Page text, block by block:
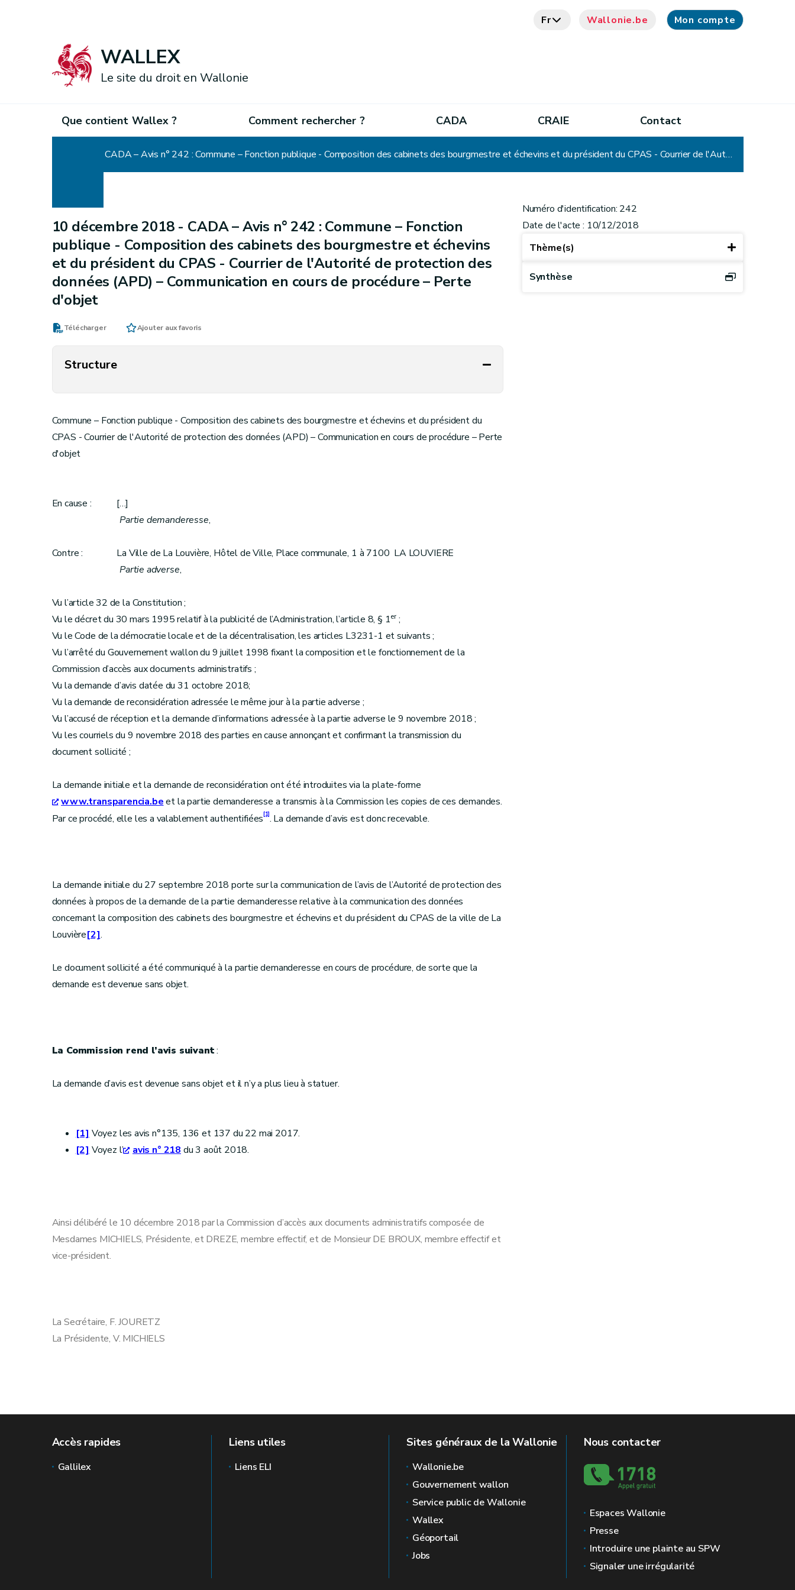
Fr Wallonie.be Mon compte
WALLEX
Le site du droit en Wallonie
Que contient Wallex ? Comment rechercher ? CADA CRAIE Contact
CADA – Avis n° 242 : Commune – Fonction publique - Composition des cabinets des bourgmestre et échevins et du président du CPAS - Courrier de l'Autorité de protection des données (APD) – Communication en cours de procédure – Perte d'objet
10 décembre 2018 - CADA – Avis n° 242 : Commune – Fonction
publique - Composition des cabinets des bourgmestre et échevins
et du président du CPAS - Courrier de l'Autorité de protection des
données (APD) – Communication en cours de procédure – Perte
d'objet
Télécharger Ajouter aux favoris
Structure
Commune – Fonction publique - Composition des cabinets des bourgmestre et échevins et du président du
CPAS - Courrier de l'Autorité de protection des données (APD) – Communication en cours de procédure – Perte
d'objet
En cause : […]
Partie demanderesse,
Contre : La Ville de La Louvière, Hôtel de Ville, Place communale, 1 à 7100 LA LOUVIERE
Partie adverse,
Vu l’article 32 de la Constitution ;
Vu le décret du 30 mars 1995 relatif à la publicité de l’Administration, l’article 8, § 1er;
Vu le Code de la démocratie locale et de la décentralisation, les articles L3231-1 et suivants ;
Vu l’arrêté du Gouvernement wallon du 9 juillet 1998 fixant la composition et le fonctionnement de la
Commission d’accès aux documents administratifs ;
Vu la demande d’avis datée du 31 octobre 2018;
Vu la demande de reconsidération adressée le même jour à la partie adverse ;
Vu l’accusé de réception et la demande d’informations adressée à la partie adverse le 9 novembre 2018 ;
Vu les courriels du 9 novembre 2018 des parties en cause annonçant et confirmant la transmission du
document sollicité ;
La demande initiale et la demande de reconsidération ont été introduites via la plate-forme
www.transparencia.beet la partie demanderesse a transmis à la Commission les copies de ces demandes.
Par ce procédé, elle les a valablement authentifiées[1]. La demande d’avis est donc recevable.
La demande initiale du 27 septembre 2018 porte sur la communication de l’avis de l’Autorité de protection des
données à propos de la demande de la partie demanderesse relative à la communication des données
concernant la composition des cabinets des bourgmestre et échevins et du président du CPAS de la ville de La
Louvière[2].
​​​​​​​Le document sollicité a été communiqué à la partie demanderesse en cours de procédure, de sorte que la
demande est devenue sans objet.
La Commission rend l’avis suivant:
La demande d’avis est devenue sans objet et il n’y a plus lieu à statuer.
[1] Voyez les avis n°135, 136 et 137 du 22 mai 2017.
[2] Voyez l’ avis n° 218 du 3 août 2018.
Ainsi délibéré le 10 décembre 2018 par la Commission d’accès aux documents administratifs composée de
Mesdames MICHIELS, Présidente, et DREZE, membre effectif, et de Monsieur DE BROUX, membre effectif et
vice-président.
La Secrétaire, F. JOURETZ
La Présidente, V. MICHIELS
Numéro d'identification: 242
Date de l'acte : 10/12/2018
Thème(s)
Synthèse
Accès rapides
Gallilex
Liens utiles
Liens ELI
Sites généraux de la Wallonie
Wallonie.be
Gouvernement wallon
Service public de Wallonie
Wallex
Géoportail
Jobs
Nous contacter
Espaces Wallonie
Presse
Introduire une plainte au SPW
Signaler une irrégularité